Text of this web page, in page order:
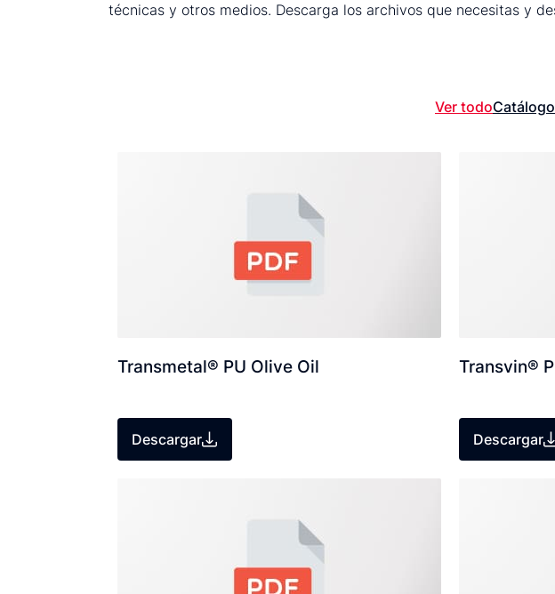
técnicas y otros medios. Descarga los archivos que necesitas y
Ver todoCatálogo
Transmetal® PU Olive Oil
Descargar
Transvin®
Descargar